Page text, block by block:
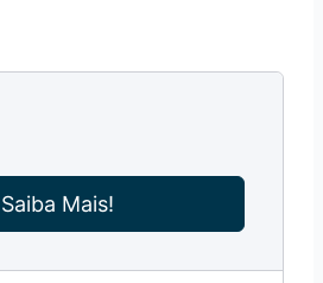
Saiba Mais!